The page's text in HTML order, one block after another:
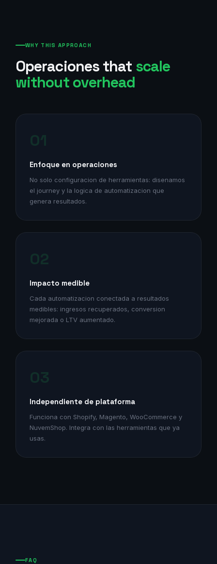
WHY THIS APPROACH
Operaciones that scale
without overhead
01
Enfoque en operaciones
No solo configuracion de herramientas: disenamos
el journey y la logica de automatizacion que
genera resultados.
02
Impacto medible
Cada automatizacion conectada a resultados
medibles: ingresos recuperados, conversion
mejorada o LTV aumentado.
03
Independiente de plataforma
Funciona con Shopify, Magento, WooCommerce y
NuvemShop. Integra con las herramientas que ya
usas.
FAQ